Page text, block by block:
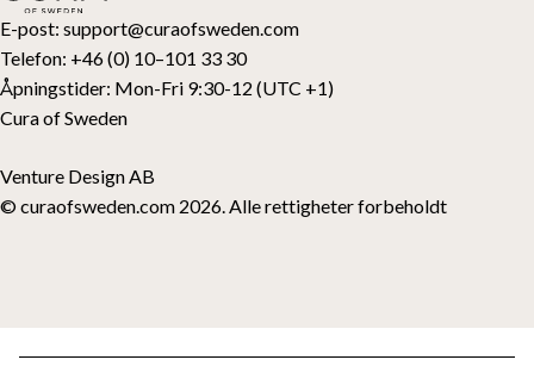
E-post: support@curaofsweden.com
Telefon: +46 (0) 10–101 33 30
Åpningstider: Mon-Fri 9:30-12 (UTC +1)
Cura of Sweden
Venture Design AB
© curaofsweden.com 2026. Alle rettigheter forbeholdt
Gavekort